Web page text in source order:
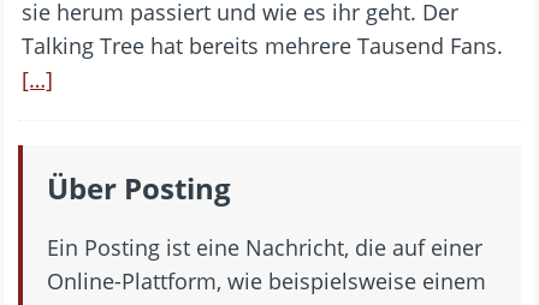
sie herum passiert und wie es ihr geht. Der
Talking Tree hat bereits mehrere Tausend Fans.
[…]
Über Posting
Ein Posting ist eine Nachricht, die auf einer
Online-Plattform, wie beispielsweise einem